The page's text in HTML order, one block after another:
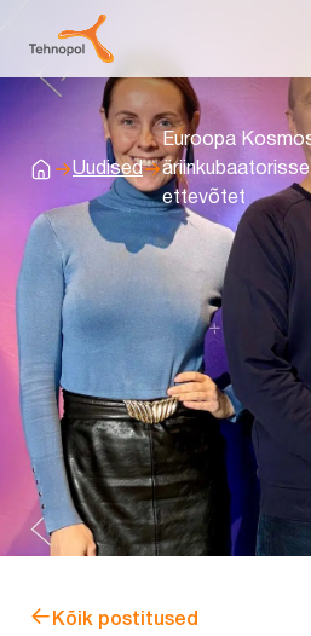
AvalehtUudised
Euroopa
ettevõtet
Kõik postitused